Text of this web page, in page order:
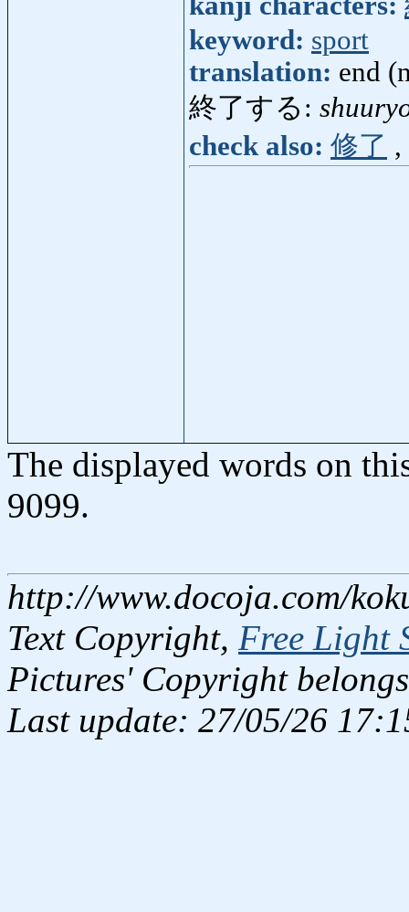
keyword: sport
translation: end
終了する:
check also: 修了 ,
The displayed words on
9099.
http://www.docoja.com/
Text Copyright, Free Light
Pictures' Copyright
Last update: 27/05/26